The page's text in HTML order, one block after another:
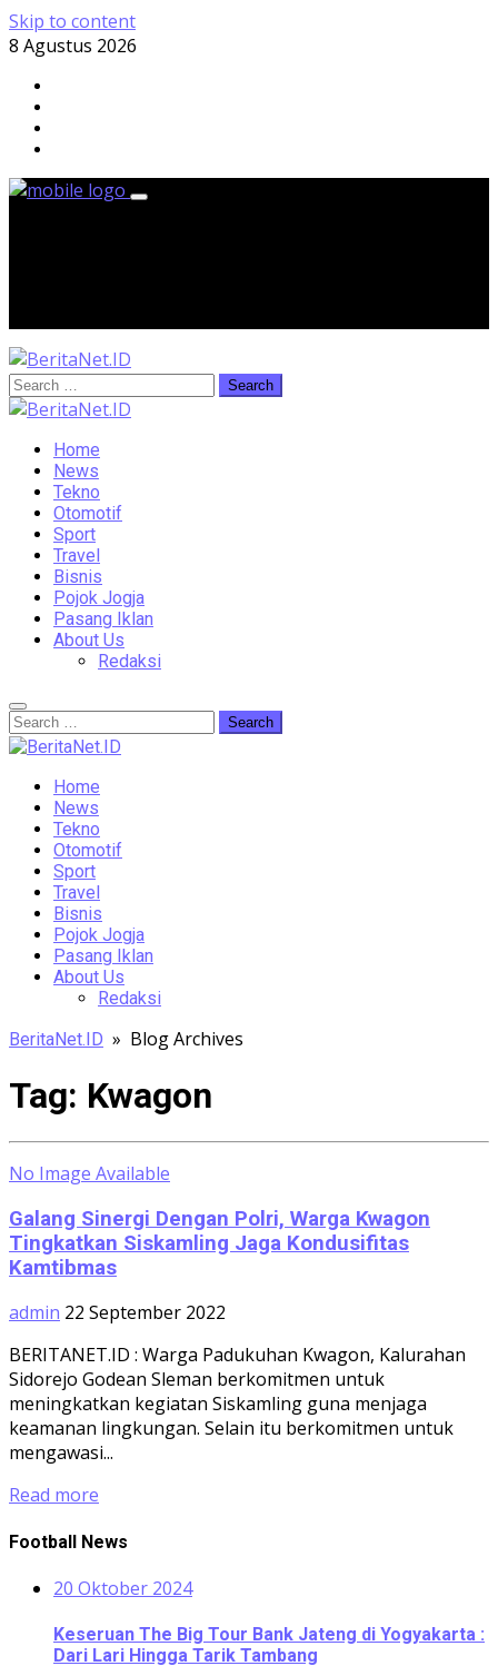
Skip to content
8 Agustus 2026
Home
News
Tekno
Otomotif
Sport
Travel
Bisnis
Pojok Jogja
Pasang Iklan
About Us
Redaksi
Home
News
Tekno
Otomotif
Sport
Travel
Bisnis
Pojok Jogja
Pasang Iklan
About Us
Redaksi
BeritaNet.ID » Blog Archives
Tag: Kwagon
No Image Available
Galang Sinergi Dengan Polri, Warga Kwagon
Tingkatkan Siskamling Jaga Kondusifitas
Kamtibmas
admin 22 September 2022
BERITANET.ID : Warga Padukuhan Kwagon, Kalurahan
Sidorejo Godean Sleman berkomitmen untuk
meningkatkan kegiatan Siskamling guna menjaga
keamanan lingkungan. Selain itu berkomitmen untuk
mengawasi...
Read more
Football News
20 Oktober 2024
Keseruan The Big Tour Bank Jateng di Yogyakarta :
Dari Lari Hingga Tarik Tambang